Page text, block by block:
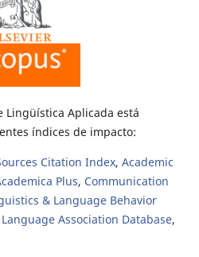
Aplicada está
índices de impacto:
Citation Index, Academic
Plus, Communication
& Language Behavior
Association Database,